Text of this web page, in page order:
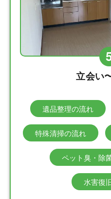
立会い
遺品整理の流れ
特殊清掃の流れ
ペット臭・除
水害復